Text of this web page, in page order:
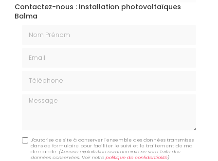
Contactez-nous : Installation photovoltaïques
Balma
Message
J'autorise ce site à conserver l'ensemble des données transmises
dans ce formulaire pour faciliter le suivi et le traitement de ma
demande. (Aucune exploitation commerciale ne sera faite des
données conservées. Voir notrepolitique de confidentialité)